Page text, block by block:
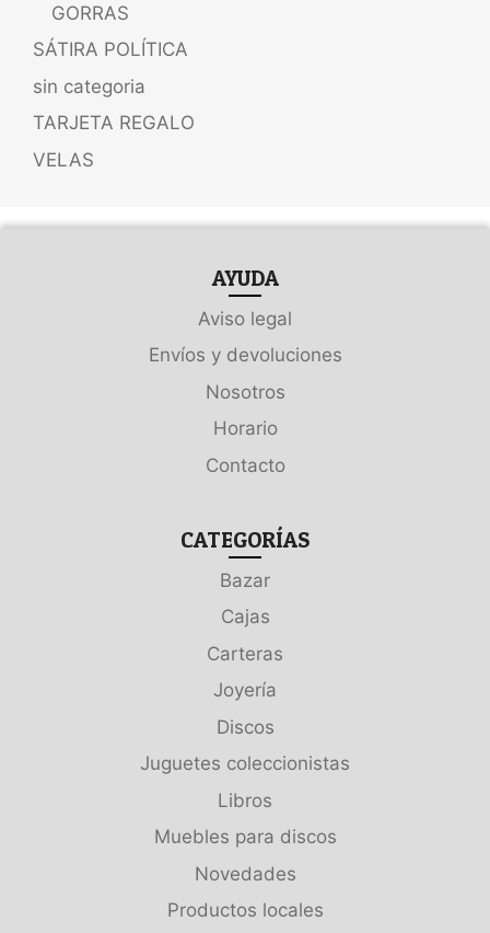
GORRAS
SÁTIRA POLÍTICA
sin categoria
TARJETA REGALO
VELAS
AYUDA
Aviso legal
Envíos y devoluciones
Nosotros
Horario
Contacto
CATEGORÍAS
Bazar
Cajas
Carteras
Joyería
Discos
Juguetes coleccionistas
Libros
Muebles para discos
Novedades
Productos locales